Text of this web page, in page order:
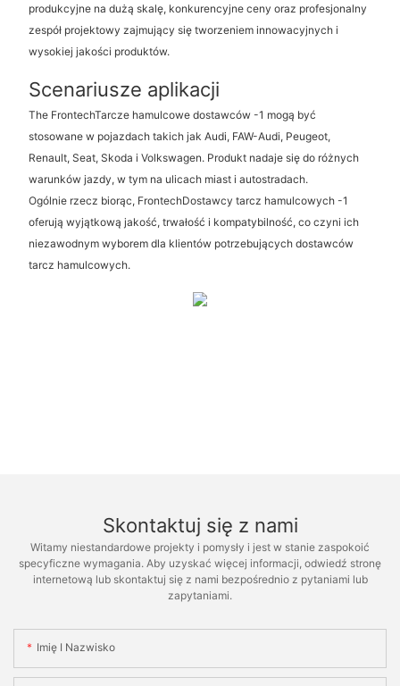
produkcyjne na dużą skalę, konkurencyjne ceny oraz profesjonalny
zespół projektowy zajmujący się tworzeniem innowacyjnych i
wysokiej jakości produktów.
Scenariusze aplikacji
The FrontechTarcze hamulcowe dostawców -1 mogą być
stosowane w pojazdach takich jak Audi, FAW-Audi, Peugeot,
Renault, Seat, Skoda i Volkswagen. Produkt nadaje się do różnych
warunków jazdy, w tym na ulicach miast i autostradach.
Ogólnie rzecz biorąc, FrontechDostawcy tarcz hamulcowych -1
oferują wyjątkową jakość, trwałość i kompatybilność, co czyni ich
niezawodnym wyborem dla klientów potrzebujących dostawców
tarcz hamulcowych.
Skontaktuj się z nami
Witamy niestandardowe projekty i pomysły i jest w stanie zaspokoić
specyficzne wymagania. Aby uzyskać więcej informacji, odwiedź stronę
internetową lub skontaktuj się z nami bezpośrednio z pytaniami lub
zapytaniami.
Imię I Nazwisko